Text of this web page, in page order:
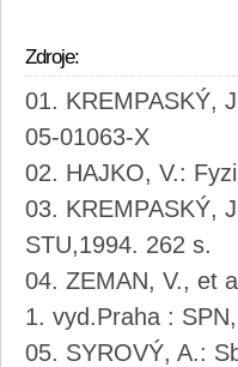
Zdroje:
KREMPASKÝ,
05-01063-X
HAJKO, V.:
KREMPASKÝ,
STU,1994. 262 s.
ZEMAN, V., et
1. vyd.Praha :
SYROVÝ, A.: